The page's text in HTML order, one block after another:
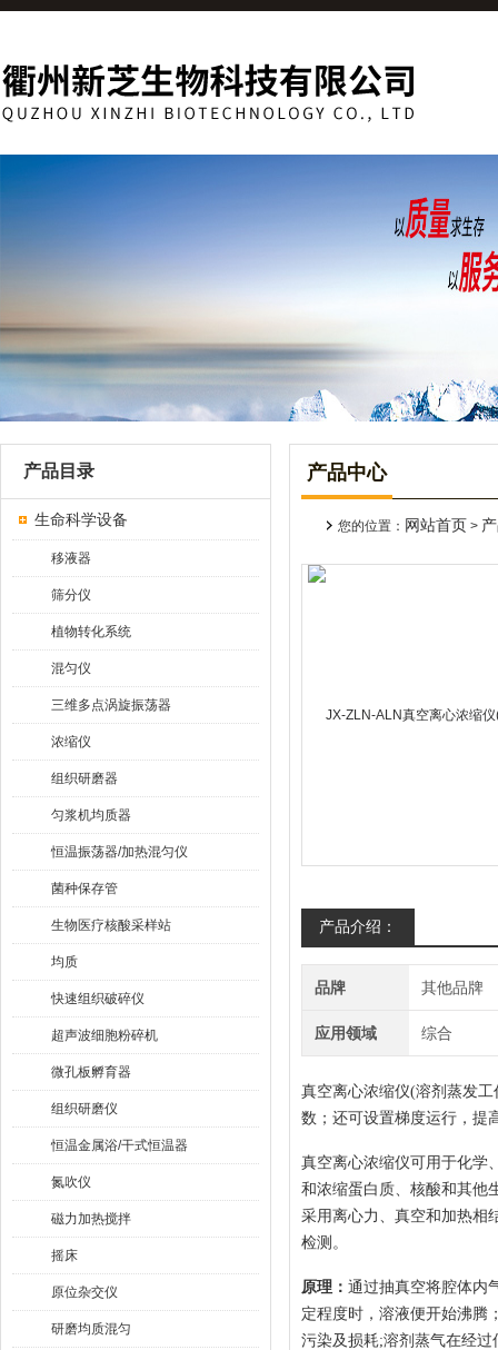
产品目录
生命科学设备
移液器
筛分仪
植物转化系统
混匀仪
三维多点涡旋振荡器
浓缩仪
组织研磨器
匀浆机均质器
恒温振荡器/加热混匀仪
菌种保存管
生物医疗核酸采样站
均质
快速组织破碎仪
超声波细胞粉碎机
微孔板孵育器
组织研磨仪
恒温金属浴/干式恒温器
氮吹仪
磁力加热搅拌
摇床
原位杂交仪
研磨均质混匀
产品中心
您的位置： 网站首页 >
产品介绍：
品牌 其他品牌
应用领域 综合
真空离心浓缩仪(溶剂蒸发工
数；还可设置梯度运行，提
真空离心浓缩仪可用于化学
和浓缩蛋白质、核酸和其他
采用离心力、真空和加热相
检测。
原理： 通过抽真空将腔体内
定程度时，溶液便开始沸腾
污染及损耗;溶剂蒸气在经